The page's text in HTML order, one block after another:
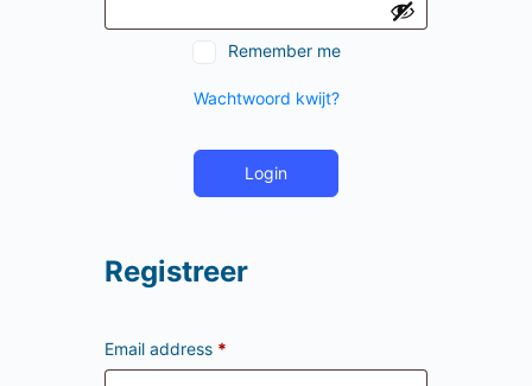
Remember me
Wachtwoord kwijt?
Login
Registreer
Email address *